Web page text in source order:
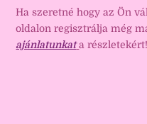
Ha szeretné hogy az Ön
oldalon regisztrálja még
ajánlatunkat a részletekért!